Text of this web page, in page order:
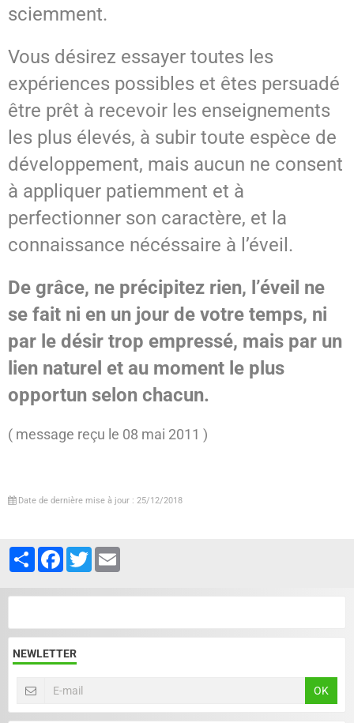
sciemment.
Vous désirez essayer toutes les
expériences possibles et êtes persuadé
être prêt à recevoir les enseignements
les plus élevés, à subir toute espèce de
développement, mais aucun ne consent
à appliquer patiemment et à
perfectionner son caractère, et la
connaissance nécéssaire à l’éveil.
De grâce, ne précipitez rien, l’éveil ne
se fait ni en un jour de votre temps, ni
par le désir trop empressé, mais par un
lien naturel et au moment le plus
opportun selon chacun.
( message reçu le 08 mai 2011 )
Date de dernière mise à jour : 25/12/2018
PartagerFacebook
Twitter
NEWLETTER
OK